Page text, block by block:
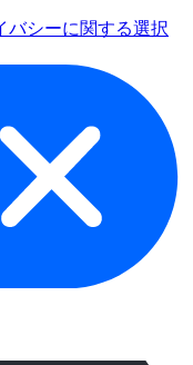
バシーに関する選択